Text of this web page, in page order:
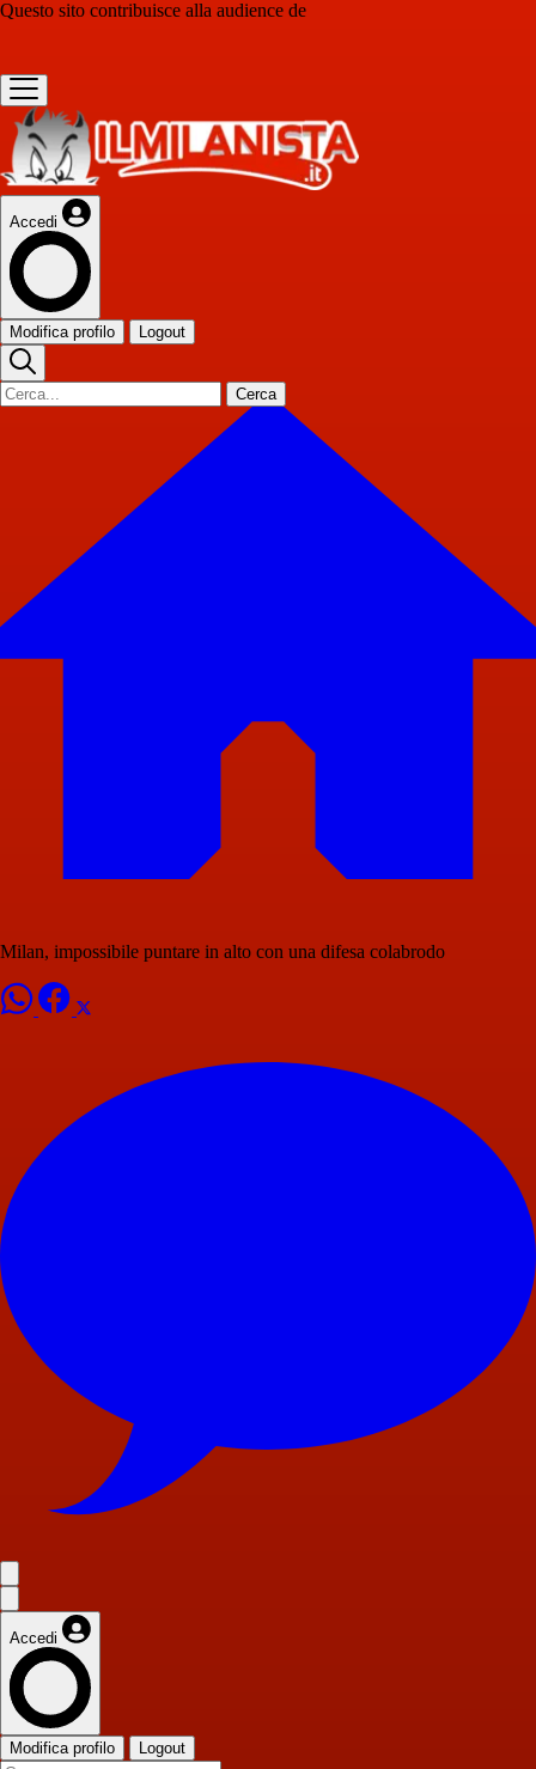
Questo sito contribuisce alla audience de
Accedi
Modifica profilo Logout
Cerca
Milan, impossibile puntare in alto con una difesa colabrodo
Accedi
Modifica profilo Logout